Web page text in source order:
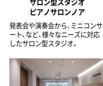
ピアノサロンノア
発表会や演奏会から、ミニコンサ
ート、など、様々なニーズに対応
したサロン型スタジオ。